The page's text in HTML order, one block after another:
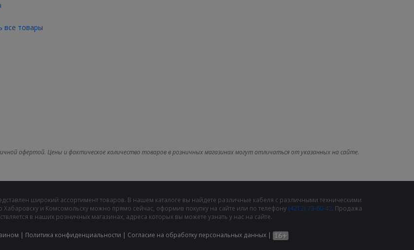
все товары
офертой. Цены и фактическое количество товаров в розничных магазинах могут отличаться от указанных на сайте.
широкий ассортимент товаров. В нашем каталоге вы найдете различные кабеля с различными техническими
Хабаровску и Комсомольску можно прямо сейчас, оформив покупку на сайте или по телефону (4212) 73-60-42. Продажа
в наших розничных магазинах, адреса которых вы можете узнать у нас на сайте.
| Политика конфиденциальности | Cогласие на обработку персональных данных |